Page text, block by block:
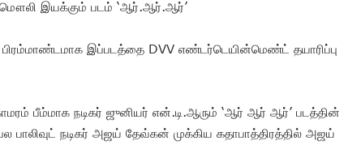
இயக்கும் படம் ‘ஆர்.ஆர்.ஆர்’
பிரம்மாண்டமாக இப்படத்தை DVV எண்டர்டெயின்மெண்ட் தயாரிப்பு
பீம்மாக நடிகர் ஜுனியர் என்.டி.ஆரும் ‘ஆர் ஆர் ஆர்’ படத்தின்
பாலிவுட் நடிகர் அஜய் தேவ்கன் முக்கிய கதாபாத்திரத்தில் அஜய்